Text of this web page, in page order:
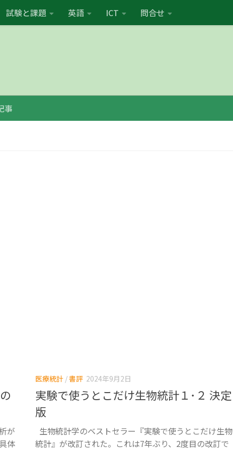
試験と課題 英語 ICT 問合せ
事
が
体
医療統計 /書評 2024年9月2日
実験で使うとこだけ生物統計１･２ 決定
版
生物統計学のベストセラー『実験で使うとこだけ生物
統計』が改訂された。これは7年ぶり、2度目の改訂で